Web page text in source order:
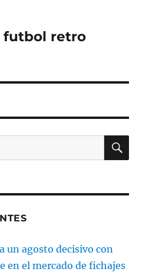
futbol retro
un agosto decisivo con
en el mercado de fichajes